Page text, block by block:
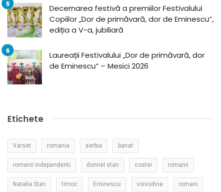
Decernarea festivă a premiilor Festivalului
Copiilor „Dor de primăvară, dor de Eminescu”,
ediția a V-a, jubiliară
Laureații Festivalului „Dor de primăvară, dor
de Eminescu” – Mesici 2026
Etichete
Varset romania serbia banat
romanii independenti dorinel stan costei romanii
Natalia Stan timoc Eminescu voivodina romani